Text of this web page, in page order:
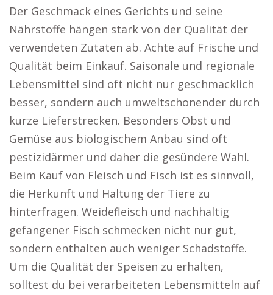
Der Geschmack eines Gerichts und seine
Nährstoffe hängen stark von der Qualität der
verwendeten Zutaten ab. Achte auf Frische und
Qualität beim Einkauf. Saisonale und regionale
Lebensmittel sind oft nicht nur geschmacklich
besser, sondern auch umweltschonender durch
kurze Lieferstrecken. Besonders Obst und
Gemüse aus biologischem Anbau sind oft
pestizidärmer und daher die gesündere Wahl.
Beim Kauf von Fleisch und Fisch ist es sinnvoll,
die Herkunft und Haltung der Tiere zu
hinterfragen. Weidefleisch und nachhaltig
gefangener Fisch schmecken nicht nur gut,
sondern enthalten auch weniger Schadstoffe.
Um die Qualität der Speisen zu erhalten,
solltest du bei verarbeiteten Lebensmitteln auf